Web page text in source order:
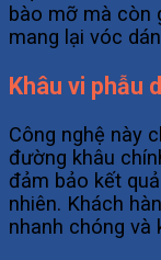
bào mỡ mà còn
mang lại vóc
Khâu vi phẫu
Công nghệ này
đường khâu
đảm bảo kết
nhiên. Khách
nhanh chóng và